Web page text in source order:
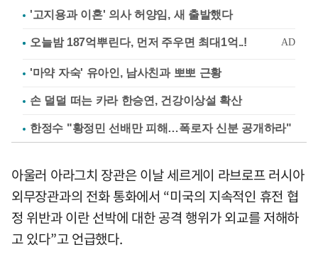
'고지용과 이혼' 의사 허양임, 새 출발했다
'마약 자숙' 유아인, 남사친과 뽀뽀 근황
손 덜덜 떠는 카라 한승연, 건강이상설 확산
한정수 "황정민 선배만 피해…폭로자 신분 공개하라"
아울러 아라그치 장관은 이날 세르게이 라브로프 러시아
외무장관과의 전화 통화에서 “미국의 지속적인 휴전 협
정 위반과 이란 선박에 대한 공격 행위가 외교를 저해하
고 있다”고 언급했다.